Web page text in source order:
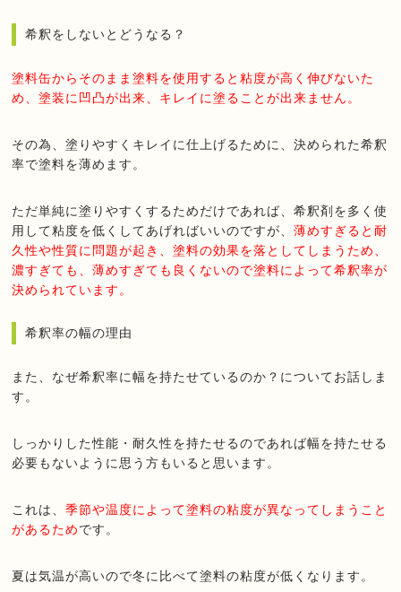
希釈をしないとどうなる？
塗料缶からそのまま塗料を使用すると粘度が高く伸びないた
め、塗装に凹凸が出来、キレイに塗ることが出来ません。
その為、塗りやすくキレイに仕上げるために、決められた希釈
率で塗料を薄めます。
ただ単純に塗りやすくするためだけであれば、希釈剤を多く使
用して粘度を低くしてあげればいいのですが、薄めすぎると耐
久性や性質に問題が起き、塗料の効果を落としてしまうため、
濃すぎても、薄めすぎても良くないので塗料によって希釈率が
決められています。
希釈率の幅の理由
また、なぜ希釈率に幅を持たせているのか？についてお話しま
す。
しっかりした性能・耐久性を持たせるのであれば幅を持たせる
必要もないように思う方もいると思います。
これは、季節や温度によって塗料の粘度が異なってしまうこと
があるためです。
夏は気温が高いので冬に比べて塗料の粘度が低くなります。